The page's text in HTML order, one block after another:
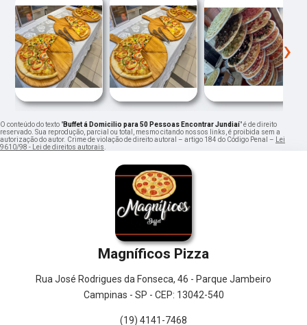
‹ ›
O conteúdo do texto "Buffet á Domicilio para 50 Pessoas Encontrar Jundiaí" é de direito
reservado. Sua reprodução, parcial ou total, mesmo citando nossos links, é proibida sem a
autorização do autor. Crime de violação de direito autoral – artigo 184 do Código Penal – Lei
9610/98 - Lei de direitos autorais.
Magníficos Pizza
Rua José Rodrigues da Fonseca, 46 - Parque Jambeiro
Campinas - SP - CEP: 13042-540
(19) 4141-7468